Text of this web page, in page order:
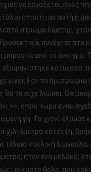
να εργάζεται προς
όπου ήταν αυτή η
λεπτό στρώμα λάσπης,
συνέχισε στο
μπροστά από το άνοιγμα.
εξαφανίστηκε κάτω από
γίνει; Εάν το
θα το είχε λιώσει. Θα
>>, όπου τώρα είναι
γη; Το χιόνι έλιωσε
χιλιόμετρα κατάντη,
τέλεια κυκλική
ήταν ένα μαλακό,
με κυρτό θόλο, που